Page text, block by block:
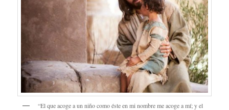
“El que acoge a un niño como éste en mi nombre me acoge a mí; y el